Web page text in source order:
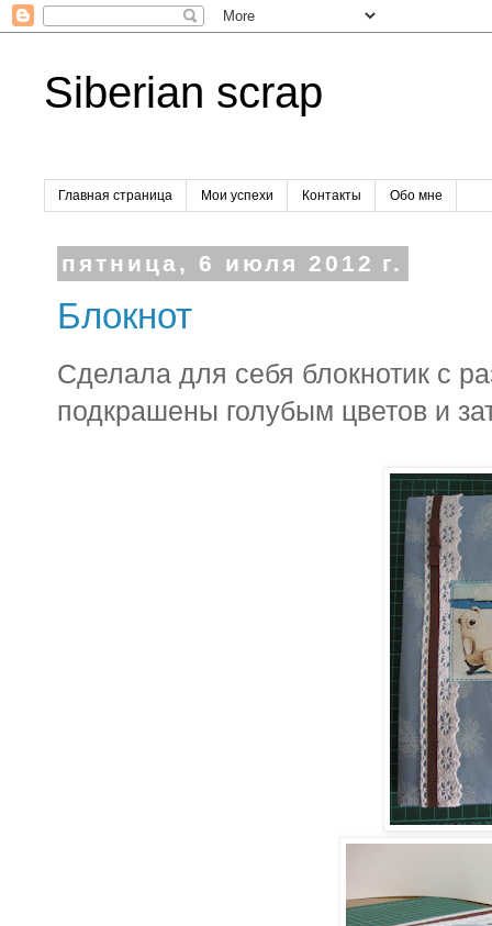
Siberian scrap
Главная страница Мои успехи Контакты Обо мне
пятница, 6 июля 2012 г.
Блокнот
Сделала для себя блокнотик с
подкрашены голубым цветов и